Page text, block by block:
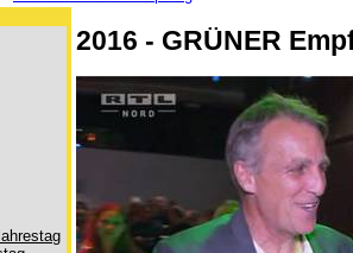
2016 - GRÜNER